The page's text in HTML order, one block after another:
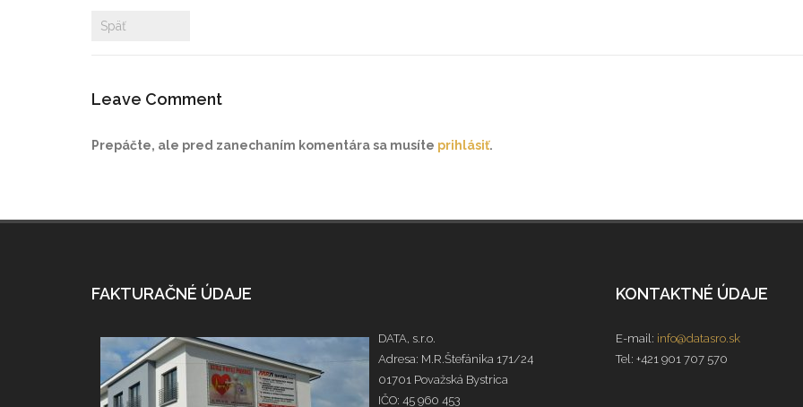
Späť
Leave Comment
Prepáčte, ale pred zanechaním komentára sa musíte prihlásiť.
FAKTURAČNÉ ÚDAJE
DATA, s.r.o.
Adresa: M.R.Štefánika 171/24
01701 Považská Bystrica
IČO: 45 960 453
KONTAKTNÉ ÚDAJE
E-mail: info@datasro.sk
Tel: +421 901 707 570